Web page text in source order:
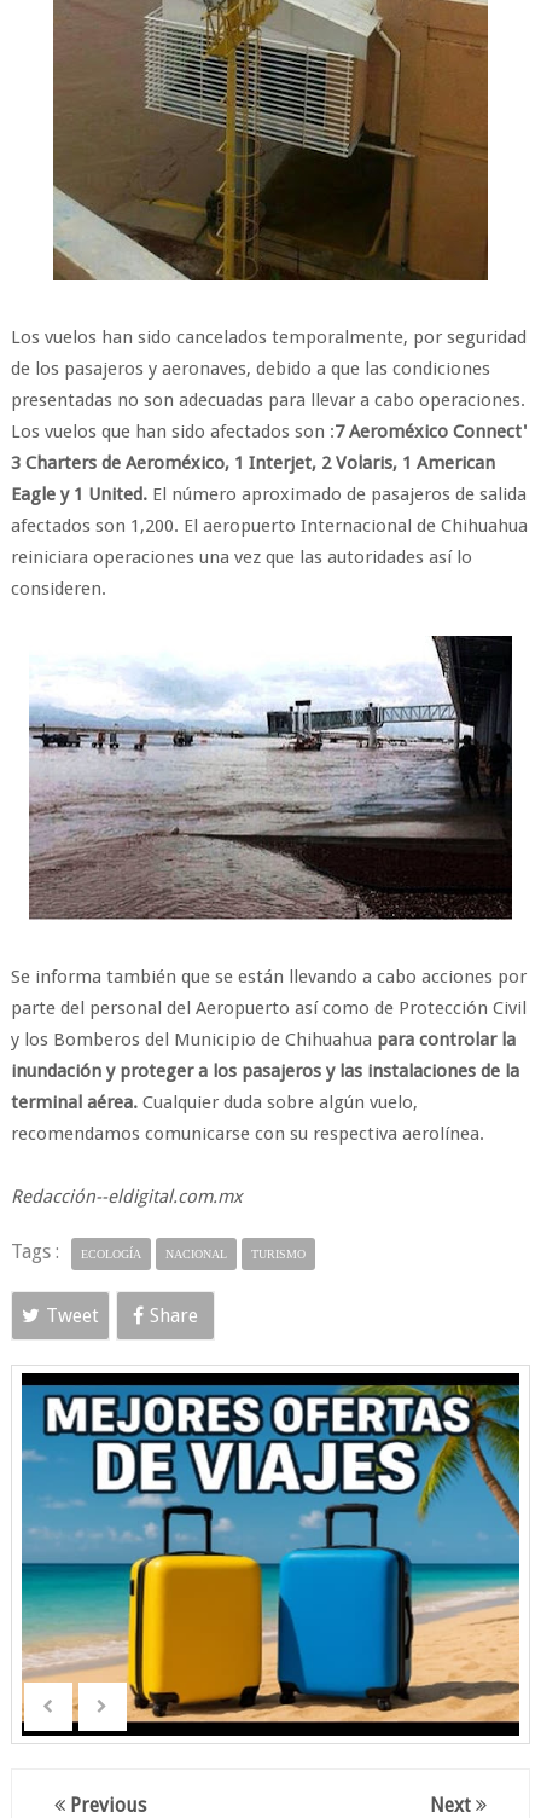
Los vuelos han sido cancelados temporalmente, por seguridad
de los pasajeros y aeronaves, debido a que las condiciones
presentadas no son adecuadas para llevar a cabo operaciones.
Los vuelos que han sido afectados son :7 Aeroméxico Connect'
3 Charters de Aeroméxico, 1 Interjet, 2 Volaris, 1 American
Eagle y 1 United.El número aproximado de pasajeros de salida
afectados son 1,200. El aeropuerto Internacional de Chihuahua
reiniciara operaciones una vez que las autoridades así lo
consideren.
Se informa también que se están llevando a cabo acciones por
parte del personal del Aeropuerto así como de Protección Civil
y los Bomberos del Municipio de Chihuahua para controlar la
inundación y proteger a los pasajeros y las instalaciones de la
terminal aérea.Cualquier duda sobre algún vuelo,
recomendamos comunicarse con su respectiva aerolínea.
Redacción--eldigital.com.mx
Tags : ECOLOGÍA NACIONAL TURISMO
Tweet Share
Next
Previous